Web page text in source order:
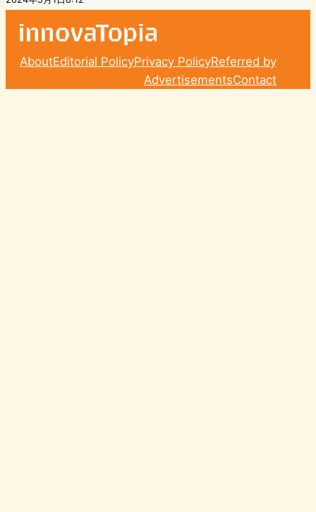
AboutEditorial PolicyPrivacy PolicyReferred by
AdvertisementsContact